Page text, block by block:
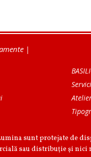
|
sunt protejate de
sau distribuţie şi